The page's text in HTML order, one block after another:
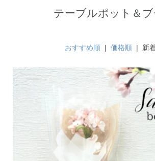
テーブルポット＆ブ
おすすめ順 | 価格順 | 新